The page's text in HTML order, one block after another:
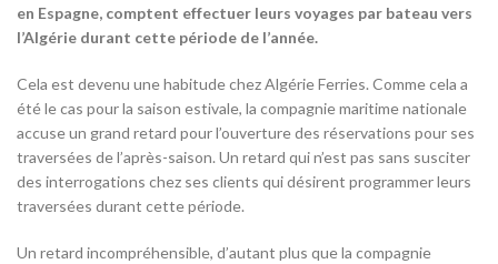
en Espagne, comptent effectuer leurs voyages par bateau vers
l’Algérie durant cette période de l’année.
Cela est devenu une habitude chez Algérie Ferries. Comme cela a
été le cas pour la saison estivale, la compagnie maritime nationale
accuse un grand retard pour l’ouverture des réservations pour ses
traversées de l’après-saison. Un retard qui n’est pas sans susciter
des interrogations chez ses clients qui désirent programmer leurs
traversées durant cette période.
Un retard incompréhensible, d’autant plus que la compagnie